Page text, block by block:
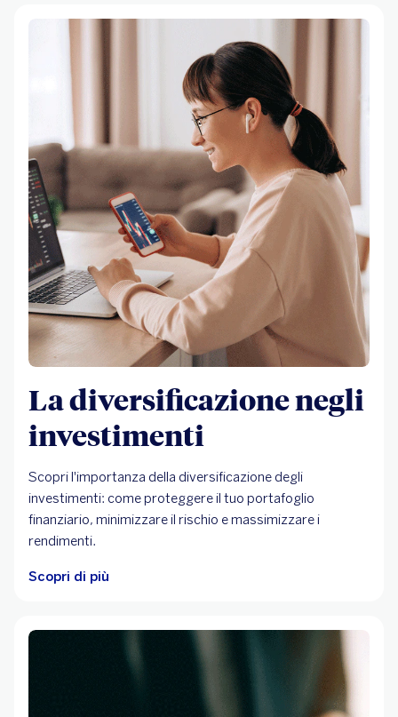
La diversificazione negli
investimenti
Scopri l'importanza della diversificazione degli
investimenti: come proteggere il tuo portafoglio
finanziario, minimizzare il rischio e massimizzare i
rendimenti.
Scopri di più